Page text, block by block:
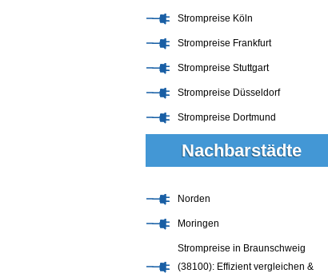
Strompreise Köln
Strompreise Frankfurt
Strompreise Stuttgart
Strompreise Düsseldorf
Strompreise Dortmund
Nachbarstädte
Norden
Moringen
Strompreise in Braunschweig
(38100): Effizient vergleichen &